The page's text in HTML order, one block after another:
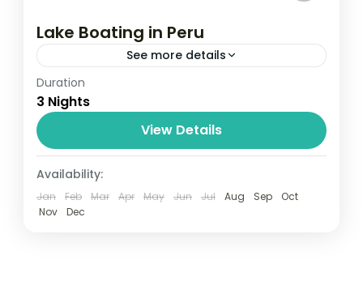
Lake Boating in Peru
See more details
Travel is the movement of people between
relatively distant geographical locations,
and can involve travel by foot, bicycle,
automobile, train, boat, bus, airplane, or
other...
2 People
Duration
3 Nights
View Details
Availability:
Jan Feb Mar Apr May Jun Jul Aug Sep
Oct
Nov
Dec